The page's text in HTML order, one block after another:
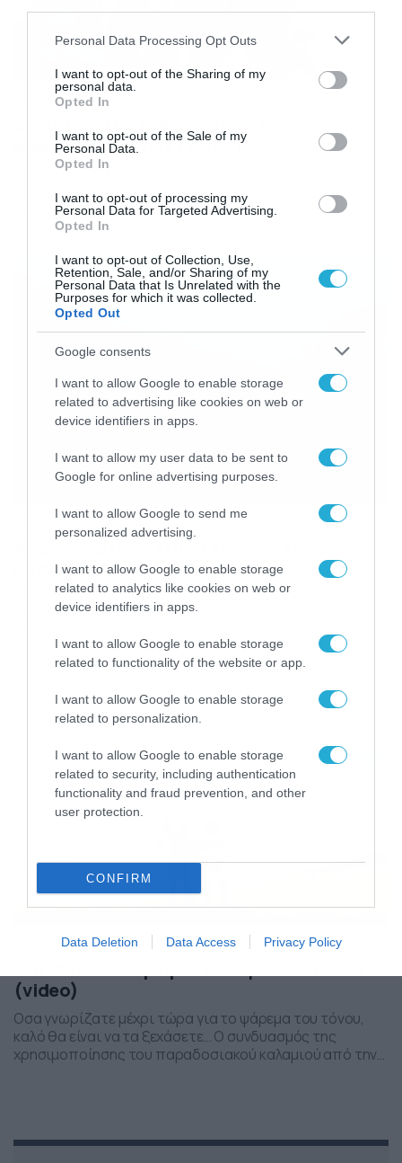
Please note that this website/app uses one or more Google
not limited to your visit or usage behaviour. You may click to
grant or deny consent to Google and its third-party tags to
use your data for below specified purposes in below Google
consent section.
Personal Data Processing Opt Outs
I want to opt-out of the Sharing of my
personal data.
Opted In
I want to opt-out of the Sale of my
Personal Data.
Opted In
I want to opt-out of processing my
Personal Data for Targeted Advertising.
Opted In
I want to opt-out of Collection, Use,
Retention, Sale, and/or Sharing of my
Personal Data that Is Unrelated with the
Purposes for which it was collected.
Opted Out
Google consents
I want to allow Google to enable storage
related to advertising like cookies on web or
device identifiers in apps.
I want to allow my user data to be sent to
Google for online advertising purposes.
I want to allow Google to send me
personalized advertising.
I want to allow Google to enable storage
related to analytics like cookies on web or
device identifiers in apps.
I want to allow Google to enable storage
related to functionality of the website or app.
I want to allow Google to enable storage
related to personalization.
I want to allow Google to enable storage
related to security, including authentication
functionality and fraud prevention, and other
user protection.
CONFIRM
Data Deletion Data Access Privacy Policy
08/10/2016 10:47
ψαρέματος τόνων (video)
Εχει γίνει viral το βίντεο με τον απίθανο τρόπο με τον
οποίο Ιάπωνες ψαράδες τσακίζουν ένα κοπάδι τόνων,
βγάζοντας περισσότερα από 100 ψάρια μέσα στην
τράτα τους. Το αποτέλεσμα δείχνει εντυπωσιακό…
24/05/2016 09:00
Ψαροτουφεκάς χτυπά τόνο 65 κιλών
μπροστά στην κάμερα (video)
Ελληνας ψαροτουφεκάς χτυπά τόνο 65 κιλών και
καταγράφει καρέ – καρέ τη στιγμή που το ψάρι
05/05/2016 10:38
(video)
Οσα γνωρίζατε μέχρι τώρα για το ψάρεμα του τόνου,
καλό θα είναι να τα ξεχάσετε… Ο συνδυασμός της
χρησιμοποίησης του παραδοσιακού καλαμιού από την